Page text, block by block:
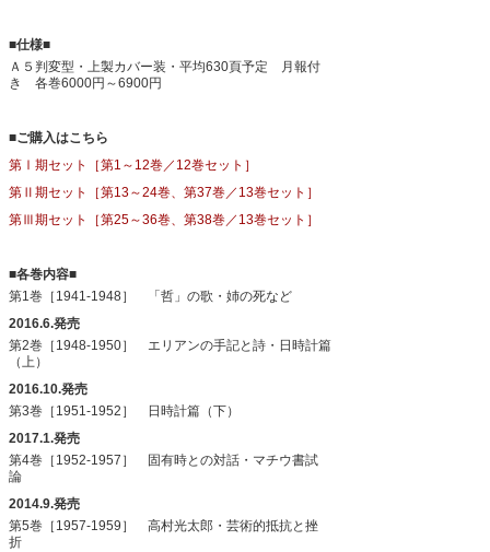
■仕様■
Ａ５判変型・上製カバー装・平均630頁予定 月報付
き 各巻6000円～6900円
■ご購入はこちら
第Ⅰ期セット［第1～12巻／12巻セット］
第Ⅱ期セット［第13～24巻、第37巻／13巻セット］
第Ⅲ期セット［第25～36巻、第38巻／13巻セット］
■各巻内容■
第1巻［1941-1948］ 「哲」の歌・姉の死など
2016.6.発売
第2巻［1948-1950］ エリアンの手記と詩・日時計篇
（上）
2016.10.発売
第3巻［1951-1952］ 日時計篇（下）
2017.1.発売
第4巻［1952-1957］ 固有時との対話・マチウ書試
論
2014.9.発売
第5巻［1957-1959］ 高村光太郎・芸術的抵抗と挫
折